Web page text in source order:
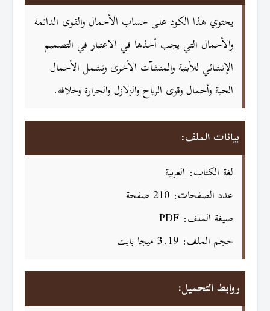
يحتوي هذا الكود على حساب الأحمال والقوى الدائمة
والأحمال التي يجب أخذها في الاعتبار في التصميم
الإنشائي للأبنية والمنشآت الأخرى وتشمل الأحمال
الحية وأحمال وقوى الرياح والزلازل والحرارة وخلافه.
بيانات الملف:
لغة الكتاب: العربية
عدد الصفحات: 210 صفحة
صيغة الملف: PDF
حجم الملف: 3.19 ميجا بايت
روابط التحميل: